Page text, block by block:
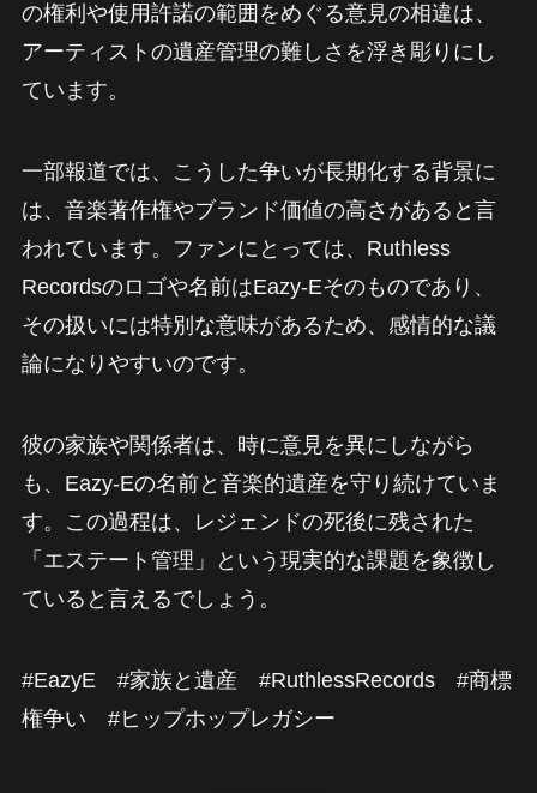
の権利や使用許諾の範囲をめぐる意見の相違は、
アーティストの遺産管理の難しさを浮き彫りにし
ています。
一部報道では、こうした争いが長期化する背景に
は、音楽著作権やブランド価値の高さがあると言
われています。ファンにとっては、Ruthless
Recordsのロゴや名前はEazy-Eそのものであり、
その扱いには特別な意味があるため、感情的な議
論になりやすいのです。
彼の家族や関係者は、時に意見を異にしながら
も、Eazy-Eの名前と音楽的遺産を守り続けていま
す。この過程は、レジェンドの死後に残された
「エステート管理」という現実的な課題を象徴し
ていると言えるでしょう。
#EazyE #家族と遺産 #RuthlessRecords #商標
権争い #ヒップホップレガシー